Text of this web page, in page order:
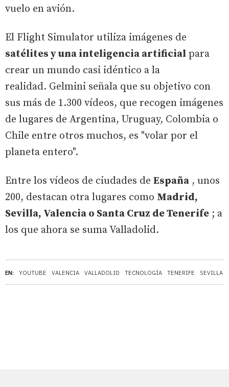
EN: YOUTUBE VALENCIA VALLADOLID TECNOLOGÍA TENERIFE SEVILLA
vuelo en avión.
El Flight Simulator utiliza imágenes de
satélites y una inteligencia artificial para
crear un mundo casi idéntico a la
realidad. Gelmini señala que su objetivo con
sus más de 1.300 vídeos, que recogen imágenes
de lugares de Argentina, Uruguay, Colombia o
Chile entre otros muchos, es "volar por el
planeta entero".
Entre los vídeos de ciudades de España , unos
200, destacan otra lugares como Madrid,
Sevilla, Valencia o Santa Cruz de Tenerife ; a
los que ahora se suma Valladolid.